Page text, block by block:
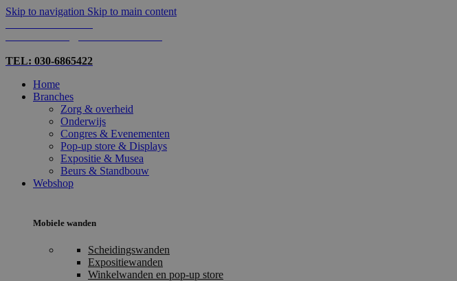
Skip to navigation Skip to main content
TEL: 030-6865422
Home
Branches
Zorg & overheid
Onderwijs
Congres & Evenementen
Pop-up store & Displays
Expositie & Musea
Beurs & Standbouw
Webshop
Mobiele wanden
Scheidingswanden
Expositiewanden
Winkelwanden en pop-up store